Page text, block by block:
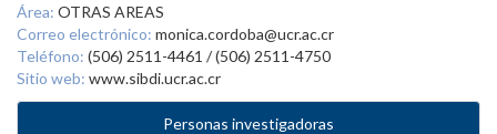
Área: OTRAS AREAS
Correo electrónico: monica.cordoba@ucr.ac.cr
Teléfono: (506) 2511-4461 / (506) 2511-4750
Sitio web: www.sibdi.ucr.ac.cr
Personas investigadoras